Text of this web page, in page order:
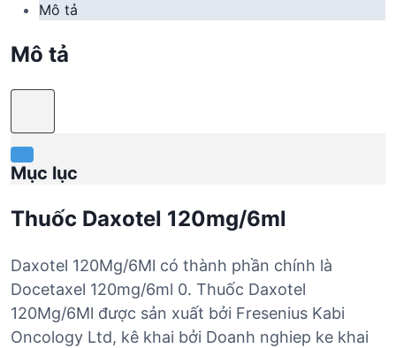
Mô tả
Mô tả
Mục lục
Thuốc Daxotel 120mg/6ml
Daxotel 120Mg/6Ml có thành phần chính là
Docetaxel 120mg/6ml 0. Thuốc Daxotel
120Mg/6Ml được sản xuất bởi Fresenius Kabi
Oncology Ltd, kê khai bởi Doanh nghiep ke khai